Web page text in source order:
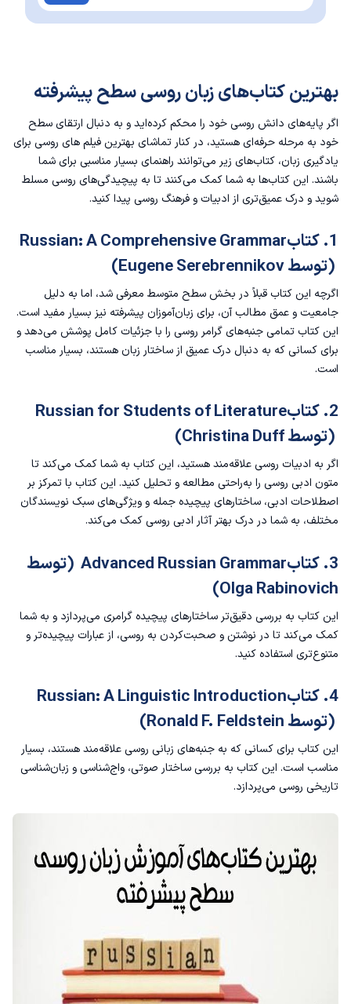
بهترین کتاب‌های زبان روسی سطح پیشرفته
اگر پایه‌های دانش روسی خود را محکم کرده‌اید و به دنبال ارتقای سطح
خود به مرحله حرفه‌ای هستید، در کنار تماشای بهترین فیلم های روسی برای
یادگیری زبان، کتاب‌های زیر می‌توانند راهنمای بسیار مناسبی برای شما
باشند. این کتاب‌ها به شما کمک می‌کنند تا به پیچیدگی‌های روسی مسلط
شوید و درک عمیق‌تری از ادبیات و فرهنگ روسی پیدا کنید.
1. کتابRussian: A Comprehensive Grammar
(توسط Eugene Serebrennikov)
اگرچه این کتاب قبلاً در بخش سطح متوسط معرفی شد، اما به دلیل
جامعیت و عمق مطالب آن، برای زبان‌آموزان پیشرفته نیز بسیار مفید است.
این کتاب تمامی جنبه‌های گرامر روسی را با جزئیات کامل پوشش می‌دهد و
برای کسانی که به دنبال درک عمیق از ساختار زبان هستند، بسیار مناسب
است.
2. کتابRussian for Students of Literature
(توسط Christina Duff)
اگر به ادبیات روسی علاقه‌مند هستید، این کتاب به شما کمک می‌کند تا
متون ادبی روسی را به‌راحتی مطالعه و تحلیل کنید. این کتاب با تمرکز بر
اصطلاحات ادبی، ساختارهای پیچیده جمله و ویژگی‌های سبک نویسندگان
مختلف، به شما در درک بهتر آثار ادبی روسی کمک می‌کند.
3. کتابAdvanced Russian Grammar (توسط
Olga Rabinovich)
این کتاب به بررسی دقیق‌تر ساختارهای پیچیده گرامری می‌پردازد و به شما
کمک می‌کند تا در نوشتن و صحبت‌کردن به روسی، از عبارات پیچیده‌تر و
متنوع‌تری استفاده کنید.
4. کتابRussian: A Linguistic Introduction
(توسط Ronald F. Feldstein)
این کتاب برای کسانی که به جنبه‌های زبانی روسی علاقه‌مند هستند، بسیار
مناسب است. این کتاب به بررسی ساختار صوتی، واج‌شناسی و زبان‌شناسی
تاریخی روسی می‌پردازد.